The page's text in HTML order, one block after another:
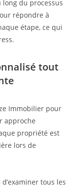
du processus
répondre à
étape, ce qui
tout
Immobilier pour
approche
propriété est
lors de
tous les